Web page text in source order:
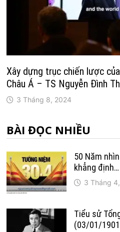
Xây dựng trục chiến lược
Châu Á – TS Nguyễn Đình
3 Tháng 8, 2024
BÀI ĐỌC NHIỀU
50 Năm
khẳng định…
3 Tháng
Tiểu sử
(03/01/